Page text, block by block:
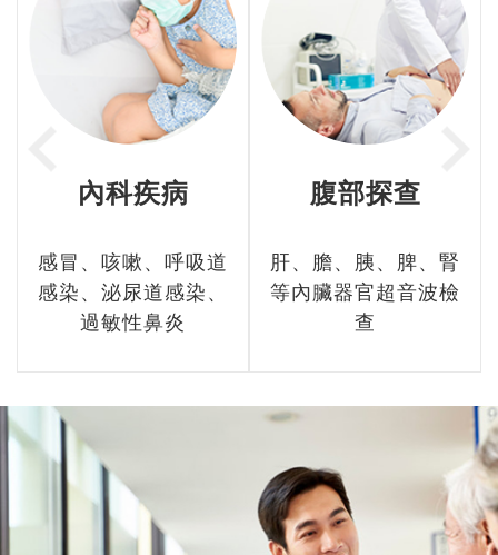
內科疾病
感冒、咳嗽、呼吸道
感染、泌尿道感染、
過敏性鼻炎
腹部探查
肝、膽、胰、脾、腎
等內臟器官超音波檢
查